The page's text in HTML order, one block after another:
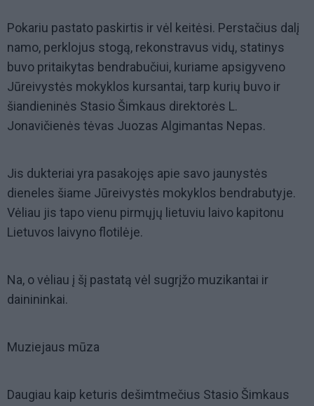
Pokariu pastato paskirtis ir vėl keitėsi. Perstačius dalį
namo, perklojus stogą, rekonstravus vidų, statinys
buvo pritaikytas bendrabučiui, kuriame apsigyveno
Jūreivystės mokyklos kursantai, tarp kurių buvo ir
šiandieninės Stasio Šimkaus direktorės L.
Jonavičienės tėvas Juozas Algimantas Nepas.
Jis dukteriai yra pasakojęs apie savo jaunystės
dieneles šiame Jūreivystės mokyklos bendrabutyje.
Vėliau jis tapo vienu pirmųjų lietuviu laivo kapitonu
Lietuvos laivyno flotilėje.
Na, o vėliau į šį pastatą vėl sugrįžo muzikantai ir
dainininkai.
Muziejaus mūza
Daugiau kaip keturis dešimtmečius Stasio Šimkaus